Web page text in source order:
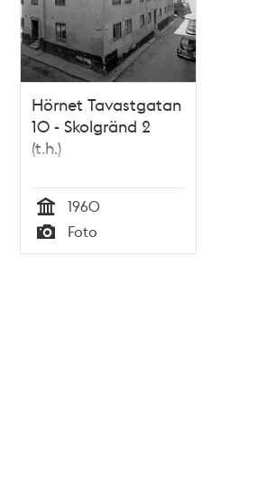
Hörnet Tavastgatan
10 - Skolgränd 2
(t.h.)
Tid
1960
Typ
Foto